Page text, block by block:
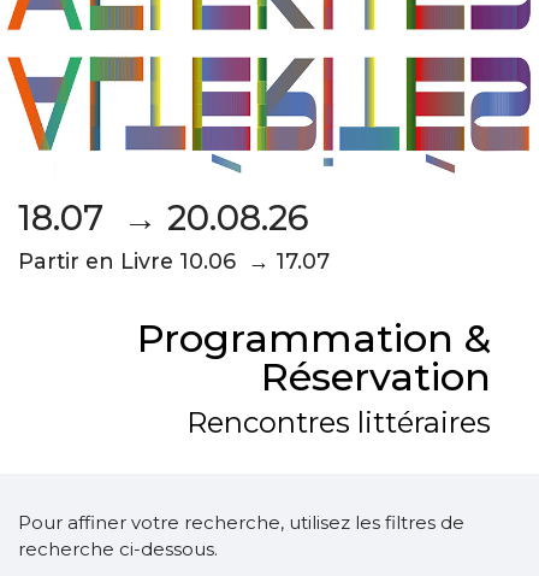
18.07 → 20.08.26
Partir en Livre 10.06 → 17.07
Programmation &
Réservation
Rencontres littéraires
Pour affiner votre recherche, utilisez les filtres de
recherche ci-dessous.